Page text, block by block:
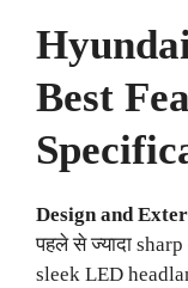
Best
Design and
पहले से ज्यादा
sleek LED